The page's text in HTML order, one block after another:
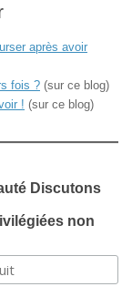
après avoir
fois ? (sur ce blog)
! (sur ce blog)
Discutons
non